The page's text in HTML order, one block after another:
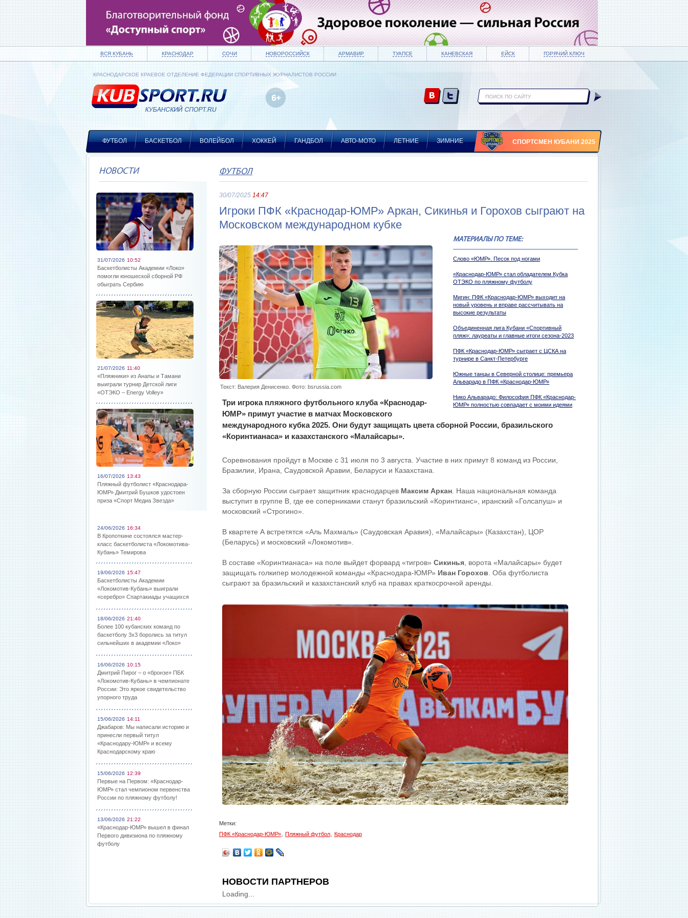
ВСЯ КУБАНЬ КРАСНОДАР СОЧИ НОВОРОССИЙСК АРМАВИР ТУАПСЕ КАНЕВСКАЯ ЕЙСК ГОРЯЧИЙ КЛЮЧ
КРАСНОДАРСКОЕ КРАЕВОЕ ОТДЕЛЕНИЕ ФЕДЕРАЦИИ СПОРТИВНЫХ ЖУРНАЛИСТОВ РОССИИ
ФУТБОЛ БАСКЕТБОЛ ВОЛЕЙБОЛ ХОККЕЙ ГАНДБОЛ АВТО-МОТО ЛЕТНИЕ ЗИМНИЕ СПОРТСМЕН КУБАНИ 2025
НОВОСТИ
31/07/2026 10:52
Баскетболисты Академии «Локо»
помогли юношеской сборной РФ
обыграть Сербию
21/07/2026 11:40
«Пляжники» из Анапы и Тамани
выиграли турнир Детской лиги
«ОТЭКО – Energy Volley»
16/07/2026 13:43
Пляжный футболист «Краснодара-
ЮМР» Дмитрий Бушков удостоен
приза «Спорт Медиа Звезда»
24/06/2026 16:34
В Кропоткине состоялся мастер-
класс баскетболиста «Локомотива-
Кубань» Темирова
19/06/2026 15:47
Баскетболисты Академии
«Локомотив-Кубань» выиграли
«серебро» Спартакиады учащихся
18/06/2026 21:40
Более 100 кубанских команд по
баскетболу 3х3 боролись за титул
сильнейших в академии «Локо»
16/06/2026 10:15
Дмитрий Пирог – о «бронзе» ПБК
«Локомотив-Кубань» в чемпионате
России: Это яркое свидетельство
упорного труда
15/06/2026 14:11
Джабаров: Мы написали историю и
принесли первый титул
«Краснодару-ЮМР» и всему
Краснодарскому краю
15/06/2026 12:39
Первые на Первом: «Краснодар-
ЮМР» стал чемпионом первенства
России по пляжному футболу!
13/06/2026 21:22
«Краснодар-ЮМР» вышел в финал
Первого дивизиона по пляжному
футболу
ФУТБОЛ
30/07/2025 14:47
Игроки ПФК «Краснодар-ЮМР» Аркан, Сикинья и Горохов сыграют на
Московском международном кубке
МАТЕРИАЛЫ ПО ТЕМЕ:
Слово «ЮМР». Песок под ногами
«Краснодар-ЮМР» стал обладателем Кубка
ОТЭКО по пляжному футболу
Мигин: ПФК «Краснодар-ЮМР» выходит на
новый уровень и вправе рассчитывать на
высокие результаты
Объединенная лига Кубани «Спортивный
пляж»: лауреаты и главные итоги сезона-2023
ПФК «Краснодар-ЮМР» сыграет с ЦСКА на
турнире в Санкт-Петербурге
Южные танцы в Северной столице: премьера
Альварадо в ПФК «Краснодар-ЮМР»
Нико Альварадо: Философия ПФК «Краснодар-
ЮМР» полностью совпадает с моими идеями
Текст: Валерия Денисенко. Фото: bsrussia.com
Три игрока пляжного футбольного клуба «Краснодар-
ЮМР» примут участие в матчах Московского
международного кубка 2025. Они будут защищать цвета сборной России, бразильского
«Коринтианаса» и казахстанского «Малайсары».
Соревнования пройдут в Москве с 31 июля по 3 августа. Участие в них примут 8 команд из России,
Бразилии, Ирана, Саудовской Аравии, Беларуси и Казахстана.
За сборную России сыграет защитник краснодарцев Максим Аркан . Наша национальная команда
выступит в группе В, где ее соперниками станут бразильский «Коринтианс», иранский «Голсапуш» и
московский «Строгино».
В квартете А встретятся «Аль Махмаль» (Саудовская Аравия), «Малайсары» (Казахстан), ЦОР
(Беларусь) и московский «Локомотив».
В составе «Коринтианаса» на поле выйдет форвард «тигров» Сикинья , ворота «Малайсары» будет
защищать голкипер молодежной команды «Краснодара-ЮМР» Иван Горохов . Оба футболиста
сыграют за бразильский и казахстанский клуб на правах краткосрочной аренды.
Метки:
ПФК «Краснодар-ЮМР», Пляжный футбол, Краснодар
НОВОСТИ ПАРТНЕРОВ
Loading...